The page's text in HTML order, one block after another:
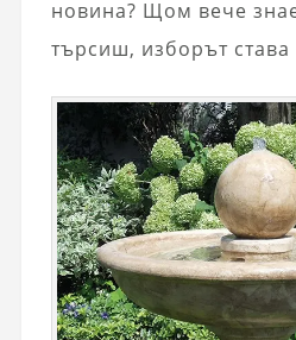
новина? Щом вече
търсиш, изборът става